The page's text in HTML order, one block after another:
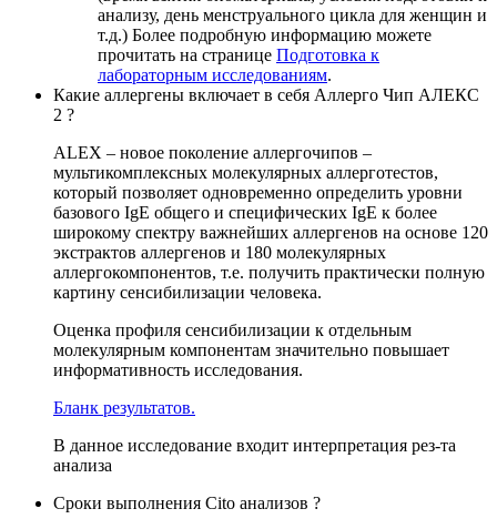
анализу, день менструального цикла для женщин и
т.д.) Более подробную информацию можете
прочитать на странице Подготовка к
лабораторным исследованиям.
Какие аллергены включает в себя Аллерго Чип АЛЕКС
2 ?
ALEX – новое поколение аллергочипов –
мультикомплексных молекулярных аллерготестов,
который позволяет одновременно определить уровни
базового IgE общего и специфических IgE к более
широкому спектру важнейших аллергенов на основе 120
экстрактов аллергенов и 180 молекулярных
аллергокомпонентов, т.е. получить практически полную
картину сенсибилизации человека.
Оценка профиля сенсибилизации к отдельным
молекулярным компонентам значительно повышает
информативность исследования.
Бланк результатов.
В данное исследование входит интерпретация рез-та
анализа
Сроки выполнения Cito анализов ?